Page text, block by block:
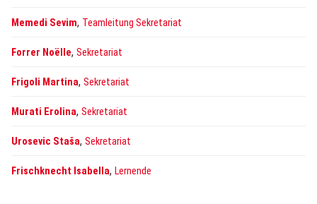
Memedi Sevim, Teamleitung Sekretariat
Forrer Noëlle, Sekretariat
Frigoli Martina, Sekretariat
Murati Erolina, Sekretariat
Urosevic Staša, Sekretariat
Frischknecht Isabella, Lernende